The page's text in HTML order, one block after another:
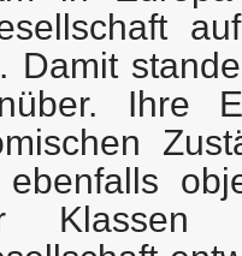
Damit
Ihre
Klassen